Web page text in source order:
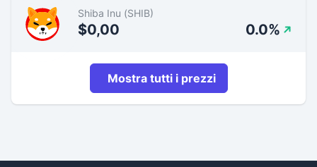
Shiba Inu (SHIB)
$0,00 0.0%
Mostra tutti i prezzi